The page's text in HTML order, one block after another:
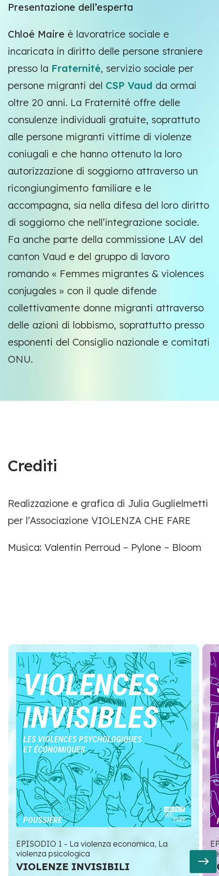
Presentazione dell’esperta
Chloé Maire è lavoratrice sociale e
incaricata in diritto delle persone straniere
presso la Fraternité, servizio sociale per
persone migranti del CSP Vaud da ormai
oltre 20 anni. La Fraternité offre delle
consulenze individuali gratuite, soprattuto
alle persone migranti vittime di violenze
coniugali e che hanno ottenuto la loro
autorizzazione di soggiorno attraverso un
ricongiungimento familiare e le
accompagna, sia nella difesa del loro diritto
di soggiorno che nell’integrazione sociale.
Fa anche parte della commissione LAV del
canton Vaud e del gruppo di lavoro
romando « Femmes migrantes & violences
conjugales » con il quale difende
collettivamente donne migranti attraverso
delle azioni di lobbismo, soprattutto presso
esponenti del Consiglio nazionale e comitati
ONU.
Crediti
Realizzazione e grafica di Julia Guglielmetti
per l’Associazione VIOLENZA CHE FARE
Musica: Valentin Perroud – Pylone – Bloom
EPISODIO 1 - La violenza economica, La
violenza psicologica
VIOLENZE INVISIBILI